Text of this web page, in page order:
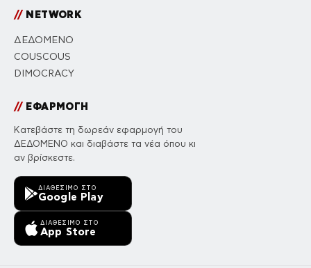
//NETWORK
ΔΕΔΟΜΕΝΟ
COUSCOUS
DIMOCRACY
//ΕΦΑΡΜΟΓΗ
Κατεβάστε τη δωρεάν εφαρμογή του
ΔΕΔΟΜΕΝΟ και διαβάστε τα νέα όπου κι
αν βρίσκεστε.
ΔΙΑΘΈΣΙΜΟ ΣΤΟ
Google Play
ΔΙΑΘΈΣΙΜΟ ΣΤΟ
App Store